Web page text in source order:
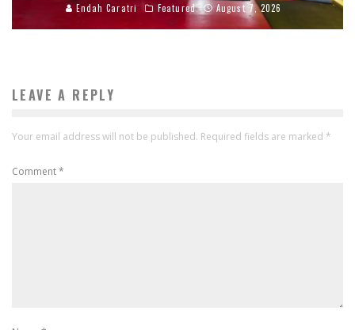
Endah Caratri Featured August 7, 2026
LEAVE A REPLY
Your email address will not be published. Required fields are marked *
Comment*